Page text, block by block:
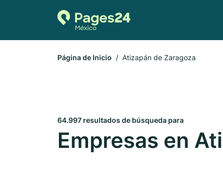
Página de Inicio Atizapán de Zaragoza
64.997 resultados de búsqueda para
Empresas en